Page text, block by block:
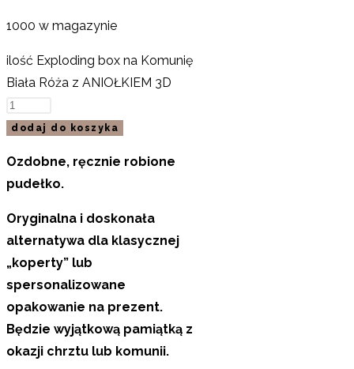
1000 w magazynie
ilość Exploding box na Komunię
Biała Róża z ANIOŁKIEM 3D
dodaj do koszyka
Ozdobne, ręcznie robione
pudełko.
Oryginalna i doskonała
alternatywa dla klasycznej
„koperty” lub
spersonalizowane
opakowanie na prezent.
Będzie wyjątkową pamiątką z
okazji chrztu lub komunii.